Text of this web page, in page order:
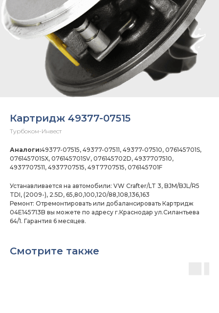
Картридж 49377-07515
Турбоком-Инвест
Аналоги:49377-07515, 49377-07511, 49377-07510, 076145701S,
076145701SX, 076145701SV, 076145702D, 4937707510,
4937707511, 4937707515, 49T7707515, 076145701F
Устанавливается на автомобили: VW Crafter/LT 3, BJM/BJL/R5
TDI, (2009-), 2.5D, 65,80,100,120/88,108,136,163
Ремонт: Отремонтировать или добалансировать Картридж
04E145713B вы можете по адресу г.Краснодар ул.Силантьева
64/1. Гарантия 6 месяцев.
Смотрите также